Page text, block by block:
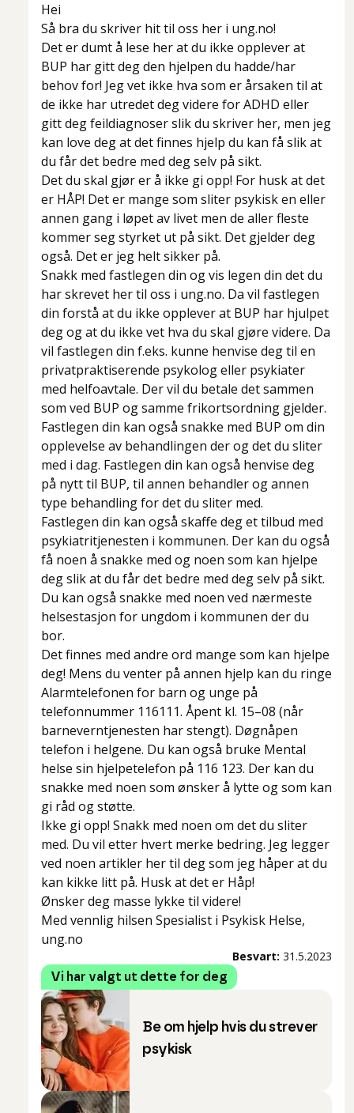
Hei
Så bra du skriver hit til oss her i ung.no!
Det er dumt å lese her at du ikke opplever at
BUP har gitt deg den hjelpen du hadde/har
behov for! Jeg vet ikke hva som er årsaken til at
de ikke har utredet deg videre for ADHD eller
gitt deg feildiagnoser slik du skriver her, men jeg
kan love deg at det finnes hjelp du kan få slik at
du får det bedre med deg selv på sikt.
Det du skal gjør er å ikke gi opp! For husk at det
er HÅP! Det er mange som sliter psykisk en eller
annen gang i løpet av livet men de aller fleste
kommer seg styrket ut på sikt. Det gjelder deg
også. Det er jeg helt sikker på.
Snakk med fastlegen din og vis legen din det du
har skrevet her til oss i ung.no. Da vil fastlegen
din forstå at du ikke opplever at BUP har hjulpet
deg og at du ikke vet hva du skal gjøre videre. Da
vil fastlegen din f.eks. kunne henvise deg til en
privatpraktiserende psykolog eller psykiater
med helfoavtale. Der vil du betale det sammen
som ved BUP og samme frikortsordning gjelder.
Fastlegen din kan også snakke med BUP om din
opplevelse av behandlingen der og det du sliter
med i dag. Fastlegen din kan også henvise deg
på nytt til BUP, til annen behandler og annen
type behandling for det du sliter med.
Fastlegen din kan også skaffe deg et tilbud med
psykiatritjenesten i kommunen. Der kan du også
få noen å snakke med og noen som kan hjelpe
deg slik at du får det bedre med deg selv på sikt.
Du kan også snakke med noen ved nærmeste
helsestasjon for ungdom i kommunen der du
bor.
Det finnes med andre ord mange som kan hjelpe
deg! Mens du venter på annen hjelp kan du ringe
Alarmtelefonen for barn og unge på
telefonnummer 116111. Åpent kl. 15–08 (når
barneverntjenesten har stengt). Døgnåpen
telefon i helgene. Du kan også bruke Mental
helse sin hjelpetelefon på 116 123. Der kan du
snakke med noen som ønsker å lytte og som kan
gi råd og støtte.
Ikke gi opp! Snakk med noen om det du sliter
med. Du vil etter hvert merke bedring. Jeg legger
ved noen artikler her til deg som jeg håper at du
kan kikke litt på. Husk at det er Håp!
Ønsker deg masse lykke til videre!
Med vennlig hilsen Spesialist i Psykisk Helse,
ung.no
Besvart: 31.5.2023
Vi har valgt ut dette for deg
Be om hjelp hvis du strever
psykisk